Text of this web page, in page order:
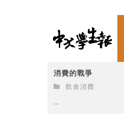
消費的戰爭
飲食消費
...